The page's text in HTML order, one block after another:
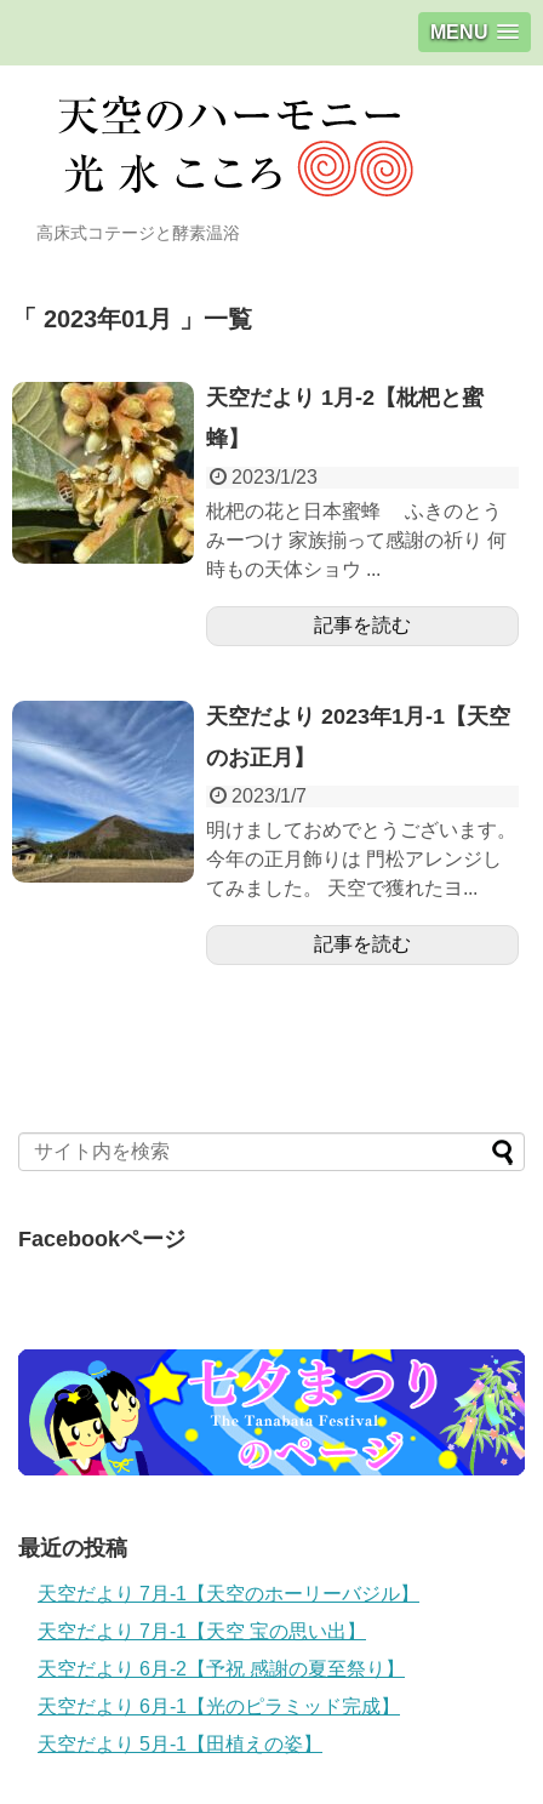
MENU
高床式コテージと酵素温浴
2023年01月 一覧
天空だより 1月-2【枇杷と蜜
蜂】
2023/1/23
枇杷の花と日本蜜蜂 ふきのとう
みーつけ 家族揃って感謝の祈り 何
時もの天体ショウ ...
記事を読む
天空だより 2023年1月-1【天空
のお正月】
2023/1/7
明けましておめでとうございます。
今年の正月飾りは 門松アレンジし
てみました。 天空で獲れたヨ...
記事を読む
Facebookページ
最近の投稿
天空だより 7月-1【天空のホーリーバジル】
天空だより 7月-1【天空 宝の思い出】
天空だより 6月-2【予祝 感謝の夏至祭り】
天空だより 6月-1【光のピラミッド完成】
天空だより 5月-1【田植えの姿】